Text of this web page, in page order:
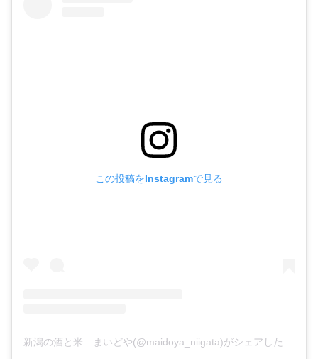
この投稿をInstagramで見る
新潟の酒と米 まいどや(@maidoya_niigata)がシェアした投稿